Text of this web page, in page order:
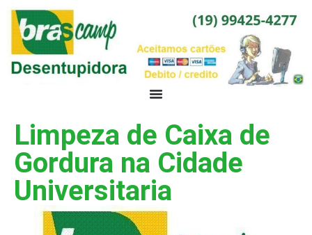
Limpeza de Caixa de
Gordura na Cidade
Universitaria